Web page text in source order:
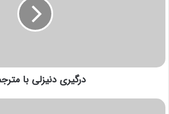
درگیری دنیزلی با